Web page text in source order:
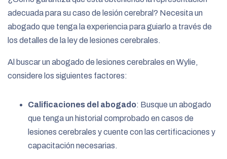
adecuada para su caso de lesión cerebral? Necesita un
abogado que tenga la experiencia para guiarlo a través de
los detalles de la ley de lesiones cerebrales.
Al buscar un abogado de lesiones cerebrales en Wylie,
considere los siguientes factores:
Calificaciones del abogado: Busque un abogado
que tenga un historial comprobado en casos de
lesiones cerebrales y cuente con las certificaciones y
capacitación necesarias.